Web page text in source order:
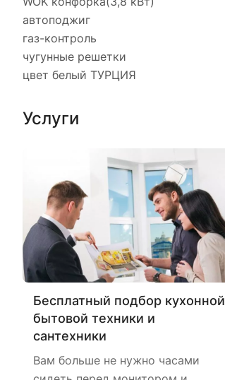
автоподжиг
газ-контроль
чугунные решетки
цвет белый ТУРЦИЯ
Услуги
Бесплатный подбор кухонной
бытовой техники и
сантехники
Вам больше не нужно часами